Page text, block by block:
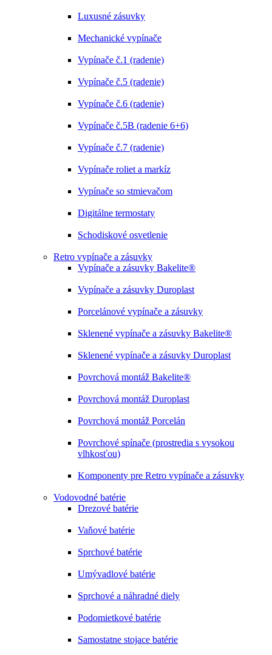
Luxusné zásuvky
Mechanické vypínače
Vypínače č.1 (radenie)
Vypínače č.5 (radenie)
Vypínače č.6 (radenie)
Vypínače č.5B (radenie 6+6)
Vypínače č.7 (radenie)
Vypínače roliet a markíz
Vypínače so stmievačom
Digitálne termostaty
Schodiskové osvetlenie
Retro vypínače a zásuvky
Vypínače a zásuvky Bakelite®
Vypínače a zásuvky Duroplast
Porcelánové vypínače a zásuvky
Sklenené vypínače a zásuvky Bakelite®
Sklenené vypínače a zásuvky Duroplast
Povrchová montáž Bakelite®
Povrchová montáž Duroplast
Povrchová montáž Porcelán
Povrchové spínače (prostredia s vysokou
vlhkosťou)
Komponenty pre Retro vypínače a zásuvky
Vodovodné batérie
Drezové batérie
Vaňové batérie
Sprchové batérie
Umývadlové batérie
Sprchové a náhradné diely
Podomietkové batérie
Samostatne stojace batérie